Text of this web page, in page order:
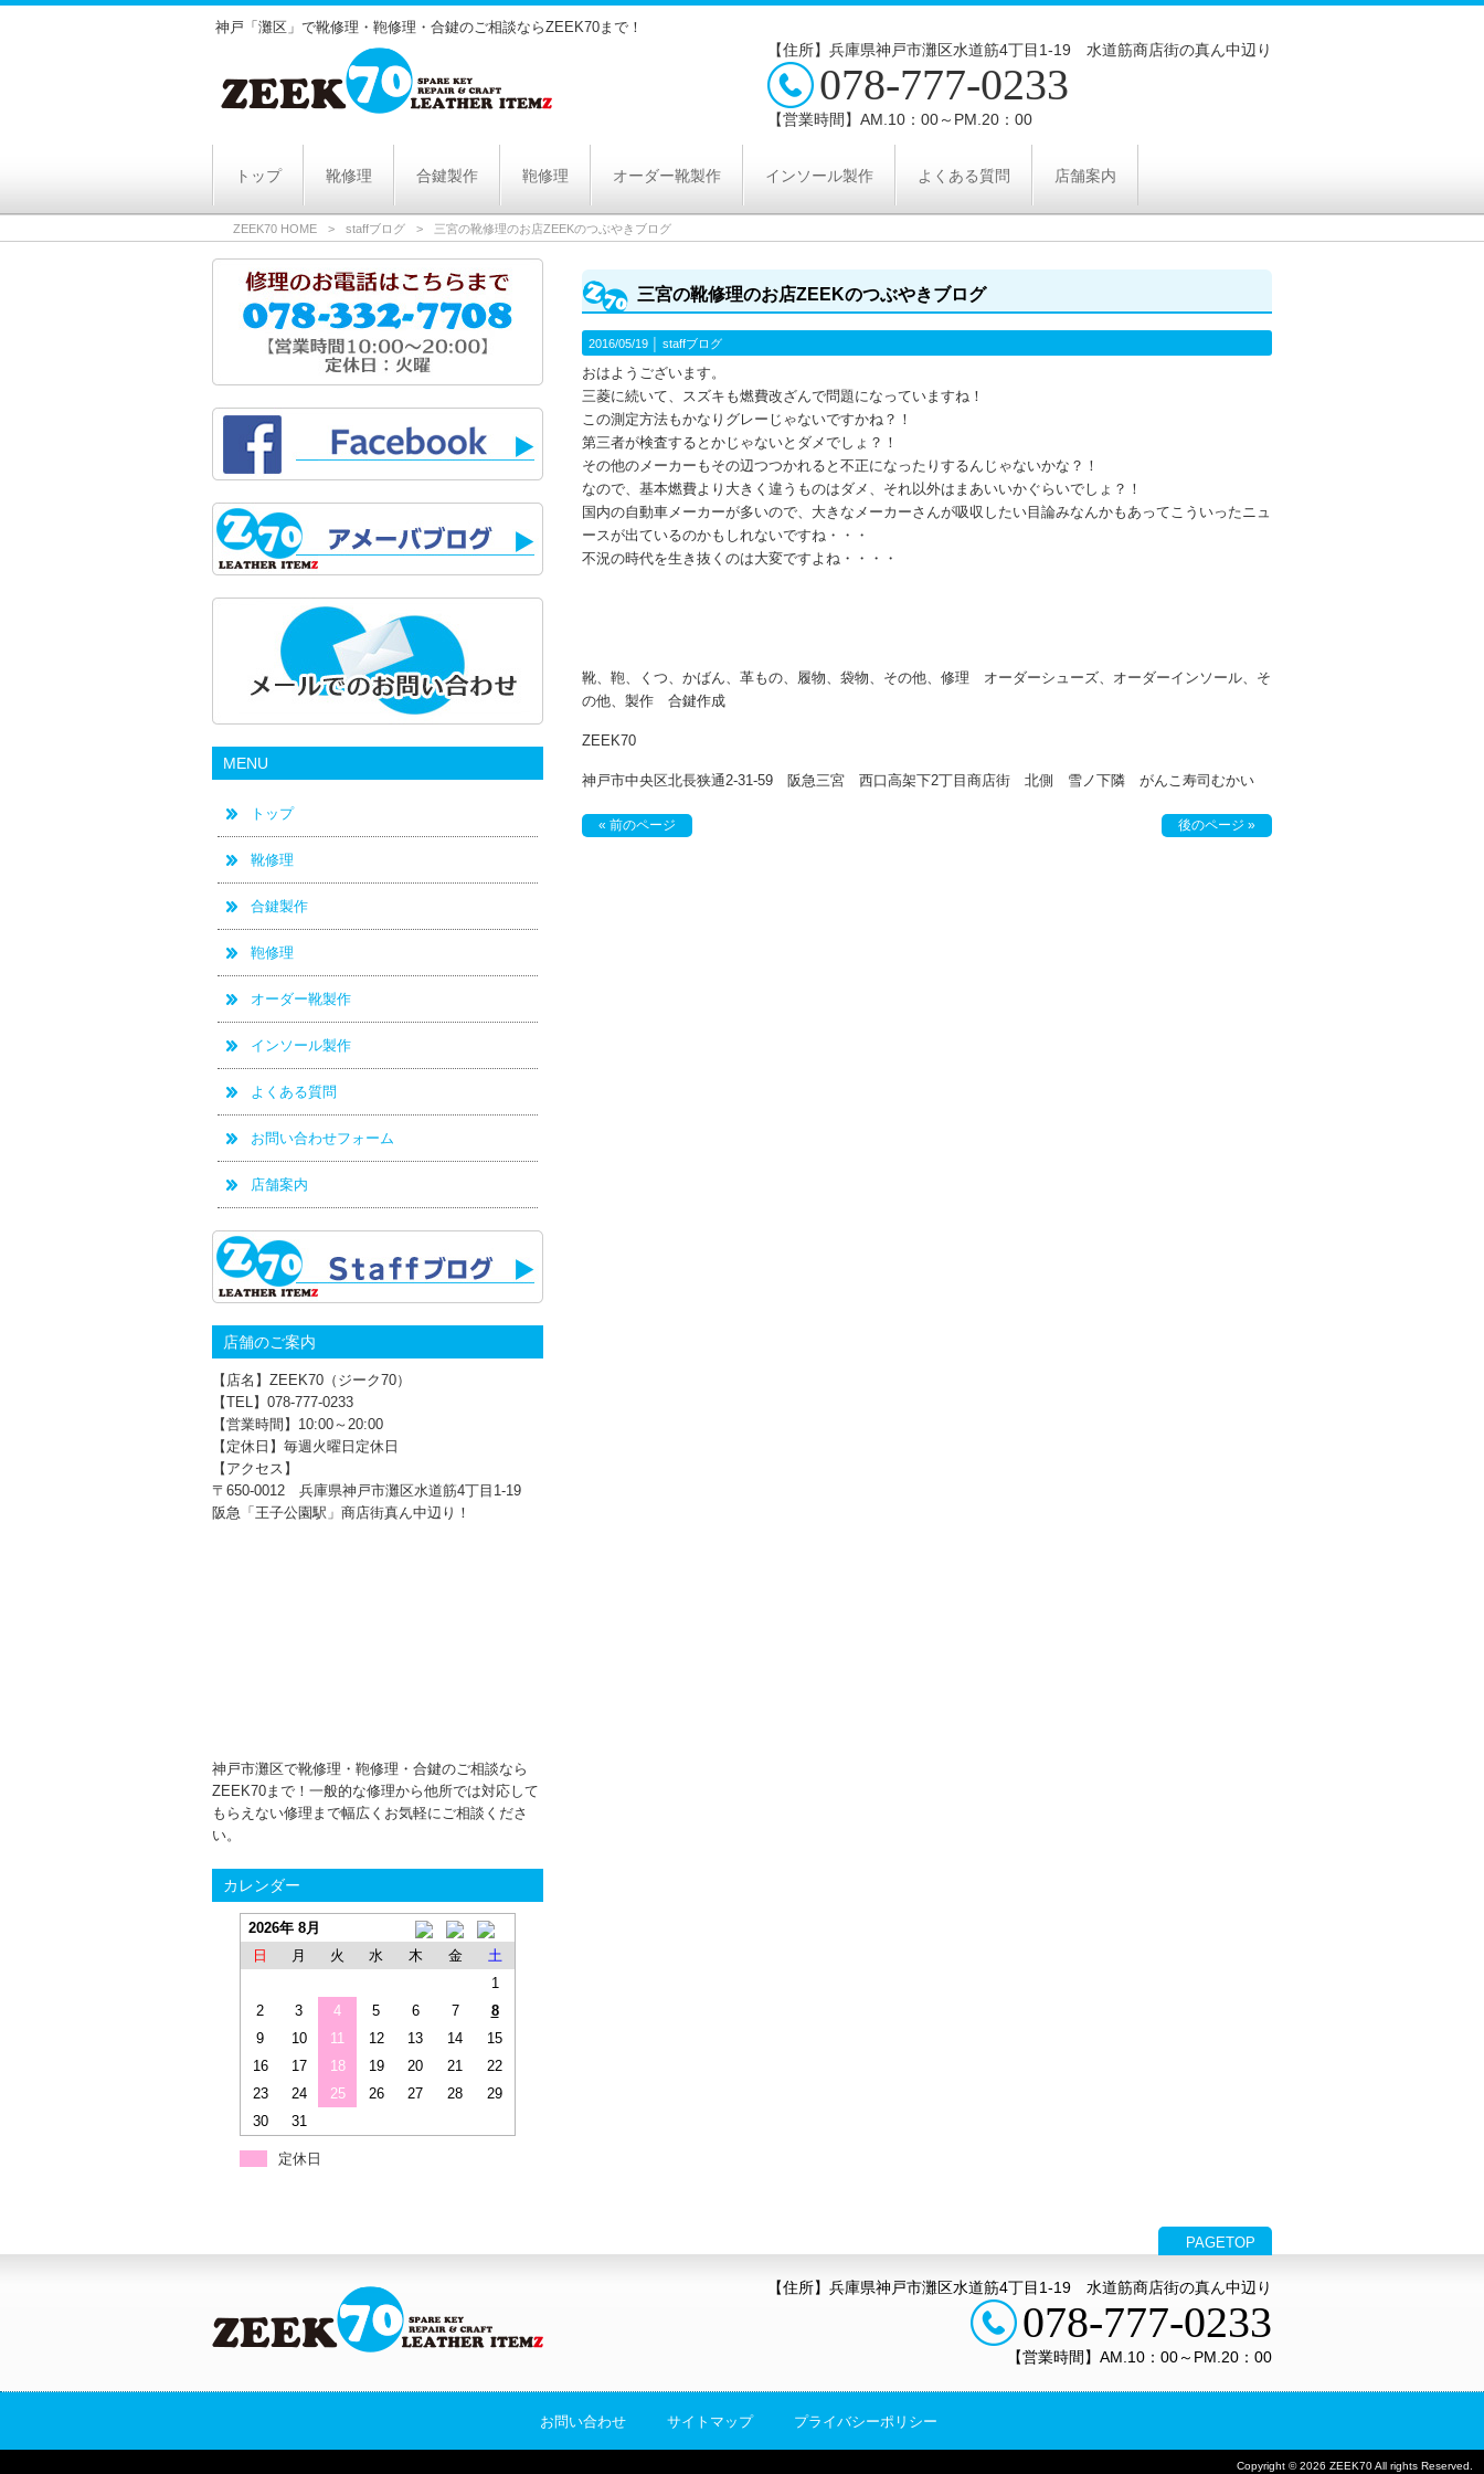
神戸「灘区」で靴修理・鞄修理・合鍵のご相談ならZEEK70まで！
【住所】兵庫県神戸市灘区水道筋4丁目1‐19 水道筋商店街の真ん中辺り
078-777-0233
【営業時間】AM.10：00～PM.20：00
トップ 靴修理 合鍵製作 鞄修理 オーダー靴製作 インソール製作 よくある質問 店舗案内
ZEEK70 HOME > staffブログ > 三宮の靴修理のお店ZEEKのつぶやきブログ
三宮の靴修理のお店ZEEKのつぶやきブログ
2016/05/19 │ staffブログ
おはようございます。
三菱に続いて、スズキも燃費改ざんで問題になっていますね！
この測定方法もかなりグレーじゃないですかね？！
第三者が検査するとかじゃないとダメでしょ？！
その他のメーカーもその辺つつかれると不正になったりするんじゃないかな？！
なので、基本燃費より大きく違うものはダメ、それ以外はまあいいかぐらいでしょ？！
国内の自動車メーカーが多いので、大きなメーカーさんが吸収したい目論みなんかもあってこういったニュ
ースが出ているのかもしれないですね・・・
不況の時代を生き抜くのは大変ですよね・・・・
靴、鞄、くつ、かばん、革もの、履物、袋物、その他、修理 オーダーシューズ、オーダーインソール、そ
の他、製作 合鍵作成
ZEEK70
神戸市中央区北長狭通2-31-59 阪急三宮 西口高架下2丁目商店街 北側 雪ノ下隣 がんこ寿司むかい
« 前のページ 後のページ »
MENU
トップ
靴修理
合鍵製作
鞄修理
オーダー靴製作
インソール製作
よくある質問
お問い合わせフォーム
店舗案内
店舗のご案内
【店名】ZEEK70（ジーク70）
【TEL】078-777‐0233
【営業時間】10:00～20:00
【定休日】毎週火曜日定休日
【アクセス】
〒650-0012 兵庫県神戸市灘区水道筋4丁目1‐19
阪急「王子公園駅」商店街真ん中辺り！
神戸市灘区で靴修理・鞄修理・合鍵のご相談なら
ZEEK70まで！一般的な修理から他所では対応して
もらえない修理まで幅広くお気軽にご相談くださ
い。
カレンダー
2026年 8月
日
月 火 水 木 金
土
1
2
3 4 5 6 7
8
9
10 11 12 13 14
15
16
17 18 19 20 21
22
23
24 25 26 27 28
29
30
31
定休日
PAGETOP
【住所】兵庫県神戸市灘区水道筋4丁目1‐19 水道筋商店街の真ん中辺り
078-777-0233
【営業時間】AM.10：00～PM.20：00
お問い合わせ サイトマップ プライバシーポリシー
Copyright © 2026 ZEEK70 All rights Reserved.